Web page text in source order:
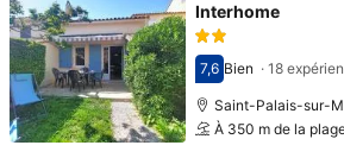
Interhome
Avec une note de 7,6
7,6 Bien · 18
Saint-Palais-sur-
À 350 m de la